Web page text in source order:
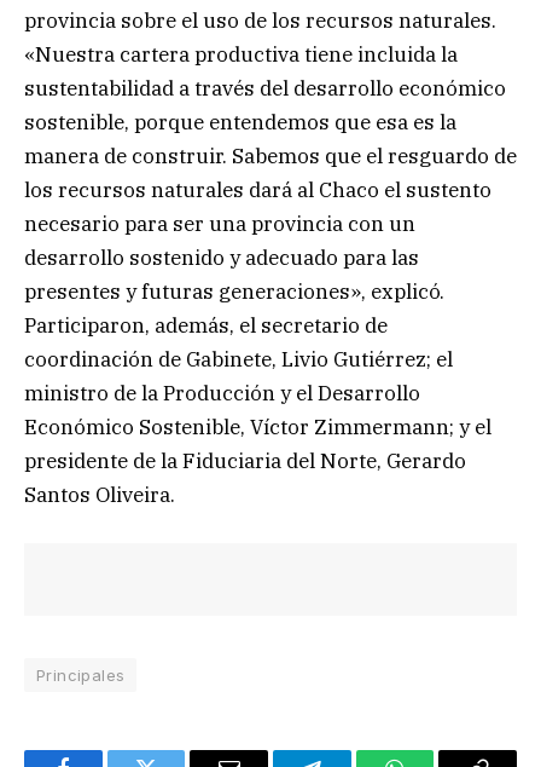
provincia sobre el uso de los recursos naturales.
«Nuestra cartera productiva tiene incluida la
sustentabilidad a través del desarrollo económico
sostenible, porque entendemos que esa es la
manera de construir. Sabemos que el resguardo de
los recursos naturales dará al Chaco el sustento
necesario para ser una provincia con un
desarrollo sostenido y adecuado para las
presentes y futuras generaciones», explicó.
Participaron, además, el secretario de
coordinación de Gabinete, Livio Gutiérrez; el
ministro de la Producción y el Desarrollo
Económico Sostenible, Víctor Zimmermann; y el
presidente de la Fiduciaria del Norte, Gerardo
Santos Oliveira.
Principales